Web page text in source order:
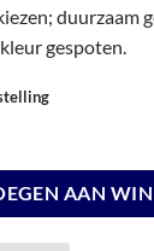
duurzaam
gespoten.
AAN